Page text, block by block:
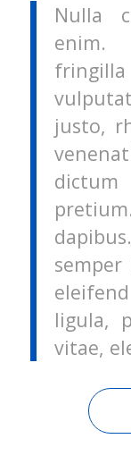
Nulla
enim.
justo,
ligula,
vitae,